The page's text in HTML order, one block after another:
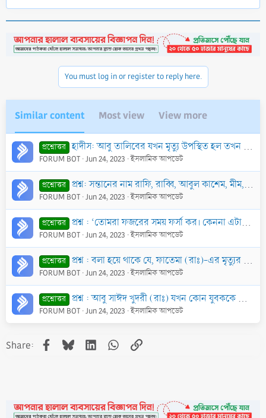
You must log in or register to reply here.
Similar content Most view View more
প্রশ্নোত্তর হাদীস: আবু তালিবের যখন মৃত্যু উপস্থিত হল তখন রাসূলুল্লাহ সাল্লাল্লাহ আলাইহি ওয়াসাল্লাম তার নিকট গেলেন, তার কাছে তখন আব্দুল্লাহ ইবন আবূ উমাইয়্যাহ ও আবু
FORUM BOT Jun 24, 2023 ইসলামিক আপডেট
প্রশ্নোত্তর প্রশ্ন: সন্তানের নাম রাফি, রাব্বি, আবুল কাশেম, মীম, নুন, আলিফ, বাদশা রাখা যাবে কি?
FORUM BOT Jun 24, 2023 ইসলামিক আপডেট
প্রশ্নোত্তর প্রশ্ন : ‘তোমরা ফজরের সময় ফর্সা কর। কেননা এটাই নেকীর জন্য উত্তম সময়’ (তিরমিযী; আবুদাঊদ; মিশকাত হা/৬১৪)। হাদীছটির ব্যাখ্যা জানতে চাই।
FORUM BOT Jun 24, 2023 ইসলামিক আপডেট
প্রশ্নোত্তর প্রশ্ন : বলা হয়ে থাকে যে, ফাতেমা (রাঃ)-এর মৃত্যুর পর পরই আবু যার গিফারী (রাঃ)-তাঁর কবরের পাশে গিয়ে বিভিন্ন প্রশ্ন করেছিলেন এবং কবর থেকে প্রশ্ন সমূহের
FORUM BOT Jun 24, 2023 ইসলামিক আপডেট
প্রশ্নোত্তর প্রশ্ন : আবু সাঈদ খুদরী (রাঃ) যখন কোন যুবককে দেখতেন তখন তাকে রাসূল (ছাঃ)-এর অছিয়ত অনুযায়ী স্বাগত জানাতেন মর্মে বর্ণিত হাদীছটি কি ছহীহ?
FORUM BOT Jun 24, 2023 ইসলামিক আপডেট
Share: Facebook
BlueskyLinkedInWhatsApp
Link